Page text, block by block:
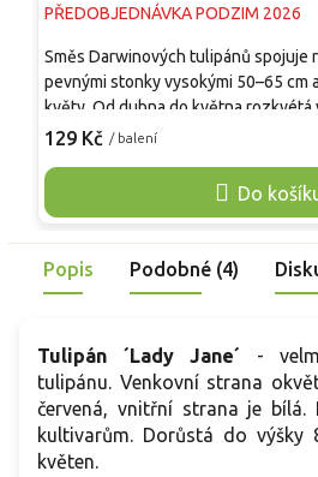
PŘEDOBJEDNÁVKA PODZIM 2026
129 Kč / balení
Do
Směs Darwinových tulipánů spojuje
pevnými stonky vysokými 50–65 cm
květy. Od dubna do května rozkvétá
červených, růžových i vícebarevných
jarnímu větru a dešti, mají dlouhou
vhodné k řezu. Směs vynikne v
Popis Podobné (4)
Tulipán ´Lady Jane´ -
tulipánu. Venkovní strana
červená, vnitřní strana je bílá.
kultivarům. Dorůstá do výšky
květen.